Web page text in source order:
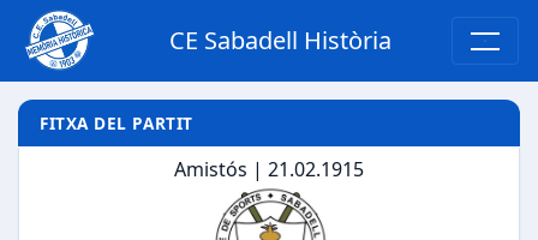
CE Sabadell Història
FITXA DEL PARTIT
Amistós | 21.02.1915